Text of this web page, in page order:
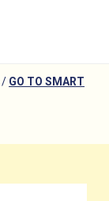
/ GO TO SMART